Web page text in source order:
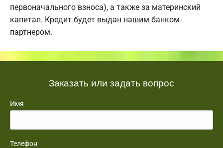
первоначального взноса), а также за материнский
капитал. Кредит будет выдан нашим банком-
партнером.
Заказать или задать вопрос
Имя
Телефон